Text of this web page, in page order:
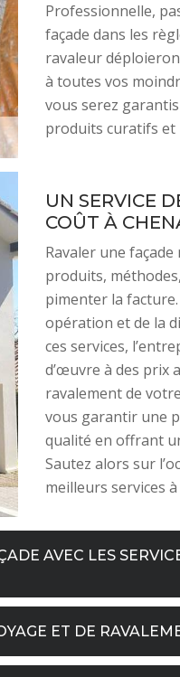
Professionnelle,
façade dans les
ravaleur
à toutes vos
vous serez
produits curatifs et
UN SERVICE
COÛT À
Ravaler une
produits,
pimenter la
opération et de la
ces services,
d’œuvre à des prix
ravalement de
vous garantir une
qualité en offrant
Sautez alors sur
meilleurs services
AVEC LES
ET DE